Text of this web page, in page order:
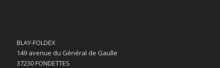
BLAY-FOLDEX
149 avenue du Général de Gaulle
37230 FONDETTES